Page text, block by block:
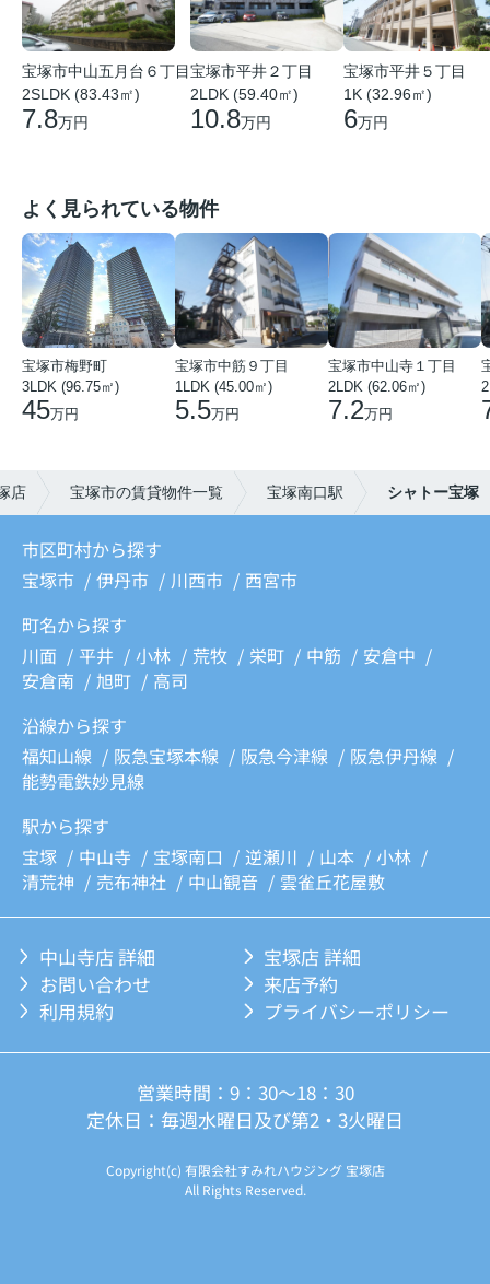
宝塚市中山五月台６丁目
2SLDK (83.43㎡)
7.8万円
宝塚市平井２丁目
2LDK (59.40㎡)
10.8万円
宝塚市平井５丁目
1K (32.96㎡)
6万円
よく見られている物件
宝塚市梅野町
3LDK (96.75㎡)
45万円
宝塚市中筋９丁目
1LDK (45.00㎡)
5.5万円
宝塚市中山寺１丁目
2LDK (62.06㎡)
7.2万円
店 宝塚市の賃貸物件一覧 宝塚南口駅 シャトー宝塚
市区町村から探す
宝塚市
伊丹市 川西市
西宮市
町名から探す
川面
平井 小林 荒牧 栄町 中筋
安倉中
安倉南
旭町
高司
沿線から探す
福知山線
阪急宝塚本線 阪急今津線
阪急伊丹線
能勢電鉄妙見線
駅から探す
宝塚
中山寺 宝塚南口 逆瀬川 山本
小林
清荒神
売布神社 中山観音 雲雀丘花屋敷
中山寺店 詳細
宝塚店 詳細
お問い合わせ
来店予約
利用規約
プライバシーポリシー
営業時間：9：30～18：30
定休日：毎週水曜日及び第2・3火曜日
Copyright(c) 有限会社すみれハウジング 宝塚店
All Rights Reserved.